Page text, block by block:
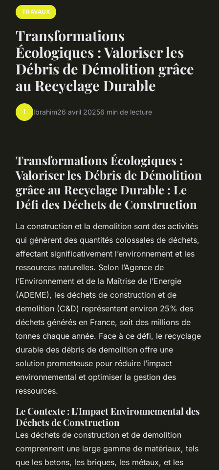
TRAVAUX
Transformations
Écologiques : Valoriser les
Débris de Démolition grâce
au Recyclage Durable
I Ibrahim26 avril 20256 min de lecture
Transformations Écologiques :
Valoriser les Débris de Démolition
grâce au Recyclage Durable : Le
Défi des Déchets de Construction
La construction et la demolition sont des activités
qui génèrent des quantités colossales de déchets,
affectant significativement l’environnement et les
ressources naturelles. Selon l’Agence de
l’Environnement et de la Maîtrise de l’Energie
(ADEME), les déchets de construction et de
demolition (C&D) représentent environ 25% des
déchets générés en France, soit des millions de
tonnes chaque année. Face à ce défi, le recyclage
durable des débris de demolition offre une
solution prometteuse pour réduire l’impact
environnemental et optimiser la gestion des
ressources.
Le Contexte : L’Impact Environnemental des
Déchets de Construction
Les déchets de construction et de demolition
comprennent une large gamme de matériaux, tels
que les betons, les briques, les métaux, et les